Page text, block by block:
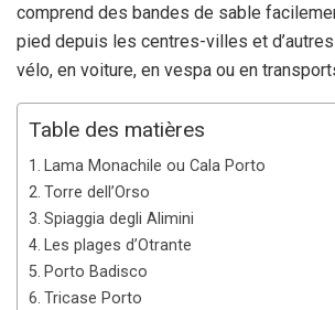
comprend des bandes de sable
pied depuis les centres-villes et
vélo, en voiture, en vespa ou en
Table des matières
Lama Monachile ou Cala Porto
Torre dell’Orso
Spiaggia degli Alimini
Les plages d’Otrante
Porto Badisco
Tricase Porto